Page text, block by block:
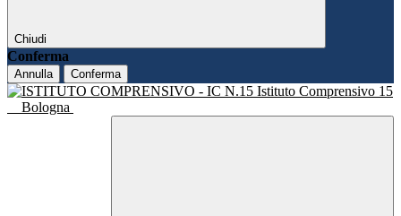
Chiudi
Conferma
Annulla Conferma
Istituto Comprensivo 15
Bologna